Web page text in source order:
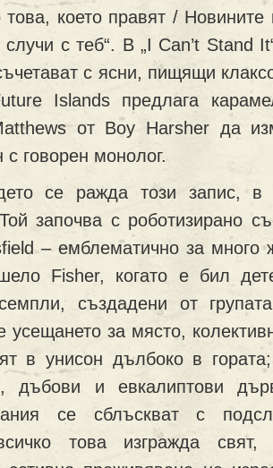
това, което правят /
с теб“. В „I Can’t Stand
с ясни, пищящи
Islands предлага
от Boy Harsher да
с говорен монолог.
се ражда този запис,
започва с роботизирано
– емблематично за много
Fisher, когато е бил
създадени от
усещането за място,
в унисон дълбоко в
дъбови и евкалиптови
се сблъскват с
това изгражда